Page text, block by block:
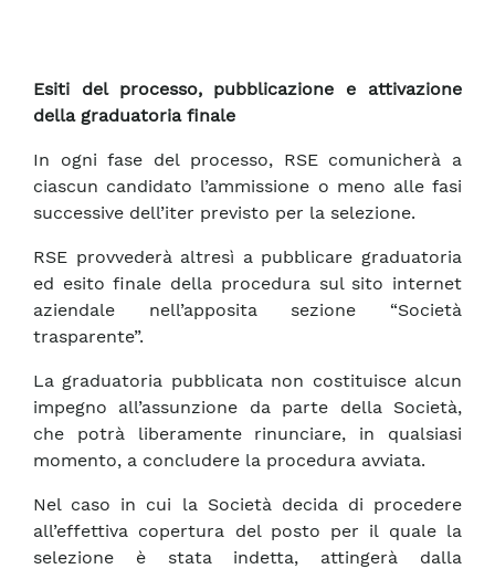
Esiti del processo, pubblicazione e attivazione
della graduatoria finale
In ogni fase del processo, RSE comunicherà a
ciascun candidato l’ammissione o meno alle fasi
successive dell’iter previsto per la selezione.
RSE provvederà altresì a pubblicare graduatoria
ed esito finale della procedura sul sito internet
aziendale nell’apposita sezione “Società
trasparente”.
La graduatoria pubblicata non costituisce alcun
impegno all’assunzione da parte della Società,
che potrà liberamente rinunciare, in qualsiasi
momento, a concludere la procedura avviata.
Nel caso in cui la Società decida di procedere
all’effettiva copertura del posto per il quale la
selezione è stata indetta, attingerà dalla